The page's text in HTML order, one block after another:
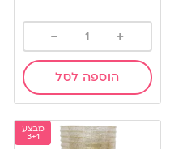
+
-
הוספה לסל
מבצע
3+1